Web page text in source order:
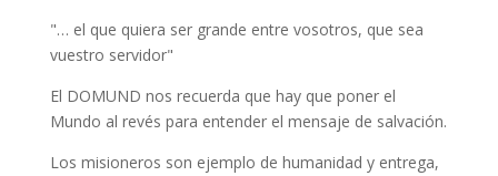
"… el que quiera ser grande entre vosotros, que sea
vuestro servidor"
El DOMUND nos recuerda que hay que poner el
Mundo al revés para entender el mensaje de salvación.
Los misioneros son ejemplo de humanidad y entrega,